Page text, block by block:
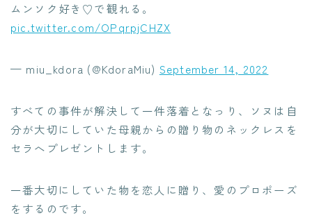
ムンソク好き♡で観れる。
pic.twitter.com/OPqrpjCHZX
— miu_kdora (@KdoraMiu) September 14, 2022
すべての事件が解決して一件落着となっり、ソヌは自
分が大切にしていた母親からの贈り物のネックレスを
セラへプレゼントします。
一番大切にしていた物を恋人に贈り、愛のプロポーズ
をするのです。